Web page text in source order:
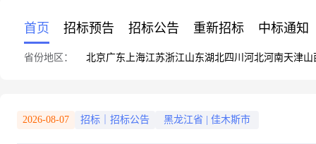
首页 招标预告 招标公告 重新招标 中标通知
省份地区： 北京广东 上海江苏浙江山东湖北四川 河北河南天津山
2026-08-07 招标｜招标公告 黑龙江省 佳木斯市